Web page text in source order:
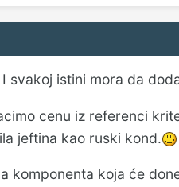
istini mora da
cenu iz referenci
jeftina kao ruski kond.
komponenta koja će